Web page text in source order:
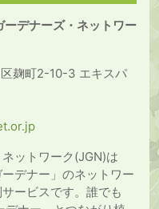
デナーズ・ネットワー
麹町2-10-3 エキスパ
ットワーク(JGN)は
デナー」のネットワー
ービスです。誰でも